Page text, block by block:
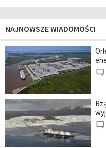
NAJNOWSZE WIADOMOŚCI